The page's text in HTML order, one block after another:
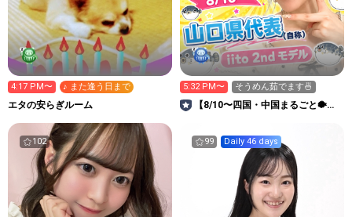
4:17 PM〜 ♪ また逢う日まで
エタの安らぎルーム
5:32 PM〜 そうめん茹でます🍜
【8/10〜四国・中国まるごと🐡】
102 99 Daily 46 days